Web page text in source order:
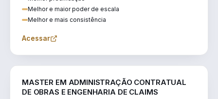
Melhor e maior poder de escala
Melhor e mais consistência
Acessar
MASTER EM ADMINISTRAÇÃO CONTRATUAL
DE OBRAS E ENGENHARIA DE CLAIMS